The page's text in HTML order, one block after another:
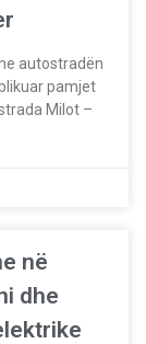
autostradën
pamjet
Milot –
në
dhe